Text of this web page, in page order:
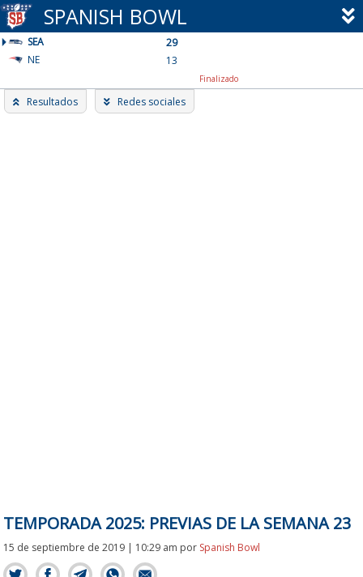
Skip
to
content
SPANISH BOWL
SEA
29
NE
13
Finalizado
Resultados Redes sociales
TEMPORADA 2025: PREVIAS DE LA SEMANA 23
15 de septiembre de 2019 | 10:29 am por Spanish Bowl